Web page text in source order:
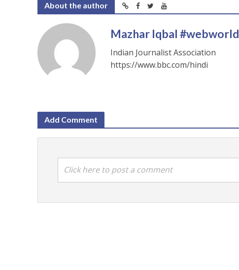
About the author
Mazhar Iqbal #webworld
Indian Journalist Association
https://www.bbc.com/hindi
Add Comment
Click here to post a comment